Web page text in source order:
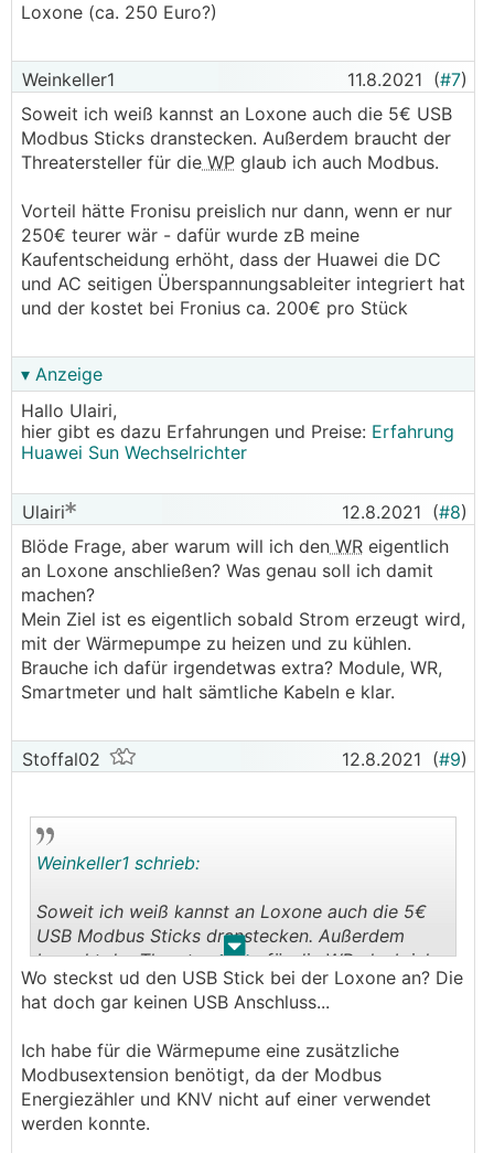
Loxone (ca. 250 Euro?)
Weinkeller1 11.8.2021 (#7)
Soweit ich weiß kannst an Loxone auch die 5€ USB
Modbus Sticks dranstecken. Außerdem braucht der
Threatersteller für die WP glaub ich auch Modbus.
Vorteil hätte Fronisu preislich nur dann, wenn er nur
250€ teurer wär - dafür wurde zB meine
Kaufentscheidung erhöht, dass der Huawei die DC
und AC seitigen Überspannungsableiter integriert hat
und der kostet bei Fronius ca. 200€ pro Stück
▾ Anzeige
Hallo Ulairi,
hier gibt es dazu Erfahrungen und Preise: Erfahrung
Huawei Sun Wechselrichter
Ulairi 12.8.2021 (#8)
Blöde Frage, aber warum will ich den WR eigentlich
an Loxone anschließen? Was genau soll ich damit
machen?
Mein Ziel ist es eigentlich sobald Strom erzeugt wird,
mit der Wärmepumpe zu heizen und zu kühlen.
Brauche ich dafür irgendetwas extra? Module, WR,
Smartmeter und halt sämtliche Kabeln e klar.
Stoffal02 12.8.2021 (#9)
. .
Weinkeller1 schrieb:
Soweit ich weiß kannst an Loxone auch die 5€
USB Modbus Sticks dranstecken. Außerdem
braucht der Threatersteller für dieWPglaub ich
auch Modbus.
nur 250€ teurer wär - dafür wurde zB meine
Kaufentscheidung erhöht, dass der Huawei die
DC und AC seitigen Überspannungsableiter
integriert hat und der kostet bei Fronius ca.
Wo steckst ud den USB Stick bei der Loxone an? Die
hat doch gar keinen USB Anschluss...
Ich habe für die Wärmepume eine zusätzliche
Modbusextension benötigt, da der Modbus
Energiezähler und KNV nicht auf einer verwendet
werden konnte.